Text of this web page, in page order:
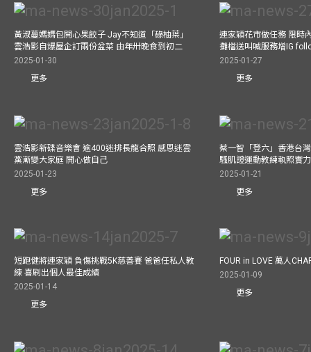
黃淑蔓媽媽包開心果餃子 Jay不知道「碌柚葉」
雲浩影自爆屋企訂兩份盆菜 由年卅晚食到初二
2025-01-30
更多
連家穎花市做任務 限時
攤檔送叫喊服務增IG
2025-01-27
更多
雲浩影新碟音樂會 逾400迷排長龍合照 感恩迷雲
黨漸變大家庭 開心做自己
2025-01-23
更多
蔡一智「登六」香港台
騷肌證運動教練執照實
2025-01-21
更多
短跑健將連家穎 負傷挑戰5K慈善賽 爸爸任私人教
練 喜刷出個人最佳成績
2025-01-14
更多
FOUR in LOVE 萬人
2025-01-09
更多